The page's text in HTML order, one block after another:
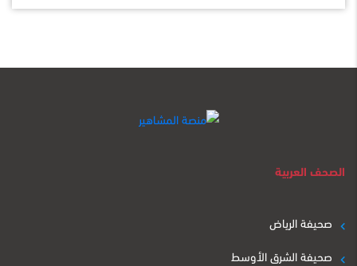
الصحف العربية
صحيفة الرياض
صحيفة الشرق الأوسط